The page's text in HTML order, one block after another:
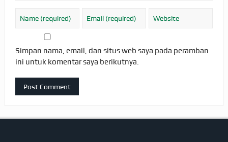
Simpan nama, email, dan situs web saya pada peramban
ini untuk komentar saya berikutnya.